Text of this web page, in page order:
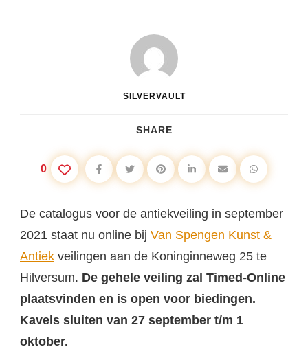
SILVERVAULT
SHARE
0
De catalogus voor de antiekveiling in september
2021 staat nu online bij Van Spengen Kunst &
Antiek veilingen aan de Koninginneweg 25 te
Hilversum. De gehele veiling zal Timed-Online
plaatsvinden en is open voor biedingen.
Kavels sluiten van 27 september t/m 1
oktober.